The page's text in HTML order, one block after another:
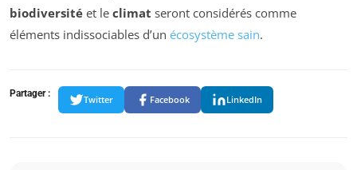
biodiversité et le climat seront considérés comme
éléments indissociables d’un écosystème sain.
Partager :
Twitter Facebook LinkedIn